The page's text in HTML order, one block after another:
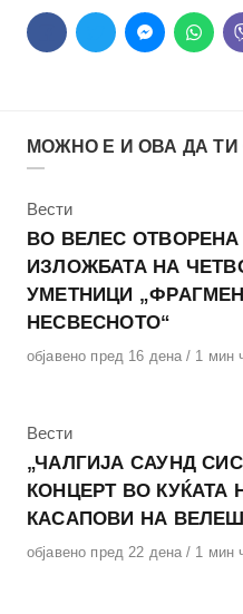
МОЖНО Е И ОВА ДА ТИ
КАтегорија
Вести
ВО ВЕЛЕС ОТВОРЕНА
ИЗЛОЖБАТА НА
УМЕТНИЦИ
НЕСВЕСНОТО“
Објавено
објавено пред 16 дена 1 мин
КАтегорија
Вести
„ЧАЛГИЈА САУНД
КОНЦЕРТ ВО КУЌАТА
КАСАПОВИ НА
Објавено
објавено пред 22 дена 1 мин